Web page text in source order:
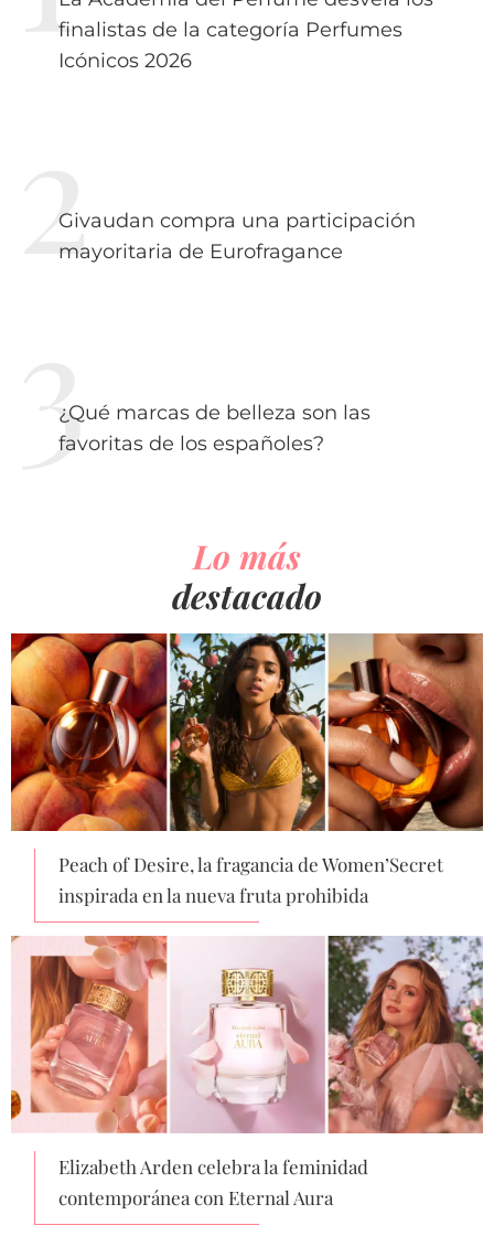
finalistas de la categoría Perfumes
Icónicos 2026
Givaudan compra una participación
mayoritaria de Eurofragance
¿Qué marcas de belleza son las
favoritas de los españoles?
Lo más
destacado
Peach of Desire, la fragancia de Women’Secret
inspirada en la nueva fruta prohibida
Elizabeth Arden celebra la feminidad
contemporánea con Eternal Aura